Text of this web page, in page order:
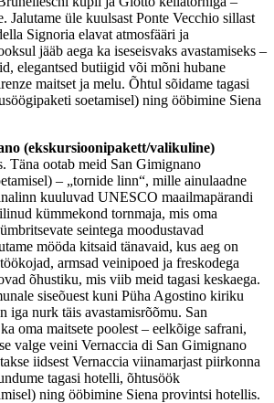
Jalutame üle kuulsast Ponte Vecchio sillast
Signoria elavat atmosfääri ja
jääb aega ka iseseisvaks avastamiseks –
elegantsed butiigid või mõni hubane
maitset ja melu. Õhtul sõidame tagasi
soetamisel) ning ööbimine Siena
(ekskursioonipakett/valikuline)
Täna ootab meid San Gimignano
– „tornide linn“, mille ainulaadne
kuuluvad UNESCO maailmapärandi
kümmekond tornmaja, mis oma
seintega moodustavad
mööda kitsaid tänavaid, kus aeg on
armsad veinipoed ja freskodega
õhustiku, mis viib meid tagasi keskaega.
siseõuest kuni Püha Agostino kiriku
iga nurk täis avastamisrõõmu. San
oma maitsete poolest – eelkõige safrani,
valge veini Vernaccia di San Gimignano
iidsest Vernaccia viinamarjast piirkonna
tagasi hotelli, õhtusöök
ning ööbimine Siena provintsi hotellis.